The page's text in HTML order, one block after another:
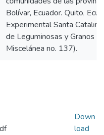
Bolívar, Ecuador. Quito,
Experimental Santa
de Leguminosas y Granos
Miscelánea no. 137).
Down
load